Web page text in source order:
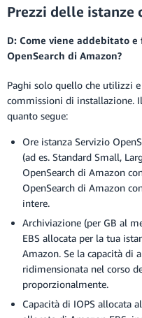
Prezzi delle istanze
D: Come viene addebitato
OpenSearch di Amazon?
Paghi solo quello che utilizzi
commissioni di installazione.
quanto segue:
Ore istanza Servizio
(ad es. Standard Small,
OpenSearch di Amazon
OpenSearch di Amazon
intere.
Archiviazione (per GB al
EBS allocata per la tua
Amazon. Se la capacità di
ridimensionata nel corso
proporzionalmente.
Capacità di IOPS allocata